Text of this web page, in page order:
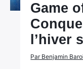
Game
l’hiver
Par Benjamin